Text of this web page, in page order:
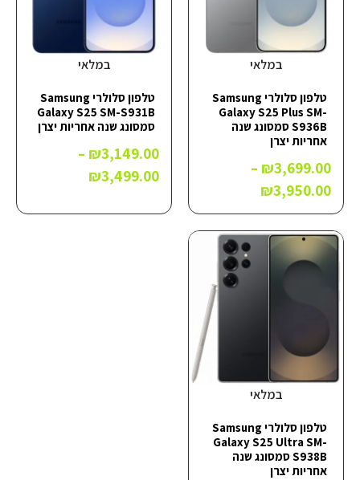
במלאי
טלפון סלולרי Samsung
Galaxy S25 Plus SM-
S936B סמסונג שנה
אחריות יצרן
₪3,699.00
–
₪3,950.00
במלאי
טלפון סלולרי Samsung
Galaxy S25 SM-S931B
סמסונג שנה אחריות יצרן
₪3,149.00
–
₪3,499.00
במלאי
טלפון סלולרי Samsung
Galaxy S25 Ultra SM-
S938B סמסונג שנה
אחריות יצרן